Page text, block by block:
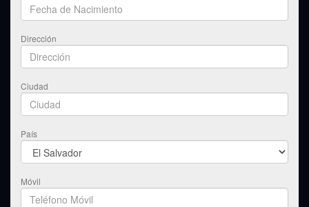
Dirección
Ciudad
País
Móvil